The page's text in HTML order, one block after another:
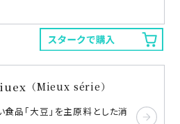
（Mieux série）
品「大豆」を主原料とした消